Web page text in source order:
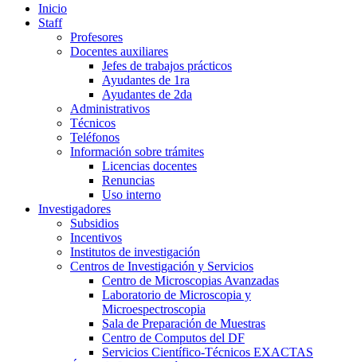
Inicio
Staff
Profesores
Docentes auxiliares
Jefes de trabajos prácticos
Ayudantes de 1ra
Ayudantes de 2da
Administrativos
Técnicos
Teléfonos
Información sobre trámites
Licencias docentes
Renuncias
Uso interno
Investigadores
Subsidios
Incentivos
Institutos de investigación
Centros de Investigación y Servicios
Centro de Microscopias Avanzadas
Laboratorio de Microscopia y
Microespectroscopia
Sala de Preparación de Muestras
Centro de Computos del DF
Servicios Científico-Técnicos EXACTAS